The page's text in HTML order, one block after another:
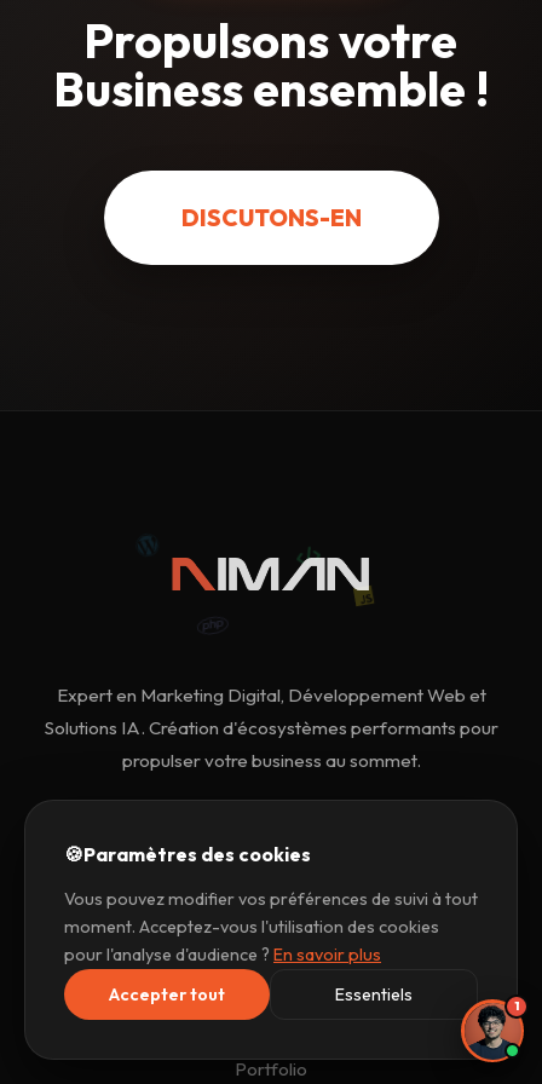
Propulsons votre
Businessensemble !
DISCUTONS-EN
Expert en Marketing Digital, Développement Web et
Solutions IA. Création d'écosystèmes performants pour
propulser votre business au sommet.
Navigation
Accueil
Portfolio
1
🍪Paramètres des cookies
Vous pouvez modifier vos préférences de suivi à tout
moment. Acceptez-vous l'utilisation des cookies
pour l'analyse d'audience ? En savoir plus
Accepter tout
Essentiels